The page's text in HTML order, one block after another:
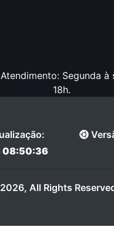
Segunda à
18h.
08:50:36
All Rights